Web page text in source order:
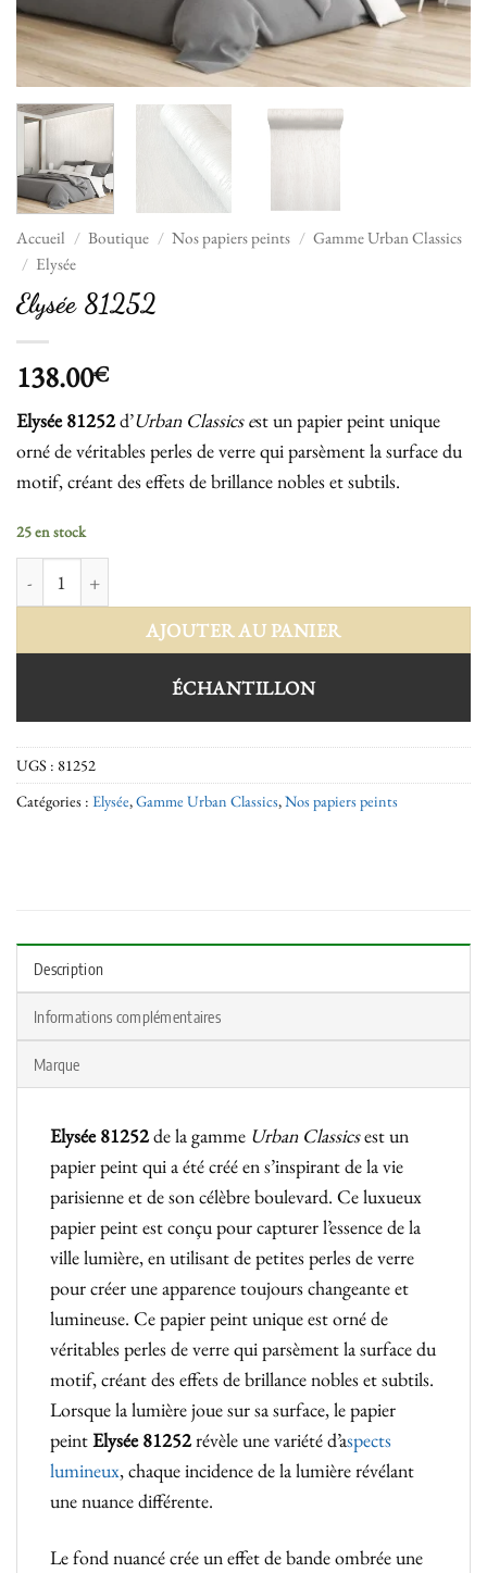
Accueil / Boutique / Nos papiers peints / Gamme Urban Classics
/ Elysée
Elysée 81252
138.00€
Elysée 81252d’Urban Classics est un papier peint unique
orné de véritables perles de verre qui parsèment la surface du
motif, créant des effets de brillance nobles et subtils.
25 en stock
AJOUTER AU PANIER
ÉCHANTILLON
UGS : 81252
Catégories : Elysée,Gamme Urban Classics,Nos papiers peints
Description
Informations complémentaires
Marque
Elysée 81252de la gamme Urban Classicsest un
papier peint qui a été créé en s’inspirant de la vie
parisienne et de son célèbre boulevard. Ce luxueux
papier peint est conçu pour capturer l’essence de la
ville lumière, en utilisant de petites perles de verre
pour créer une apparence toujours changeante et
lumineuse. Ce papier peint unique est orné de
véritables perles de verre qui parsèment la surface du
motif, créant des effets de brillance nobles et subtils.
Lorsque la lumière joue sur sa surface, le papier
peintElysée 81252révèle une variété d’aspects
lumineux, chaque incidence de la lumière révélant
une nuance différente.
Le fond nuancé crée un effet de bande ombrée une